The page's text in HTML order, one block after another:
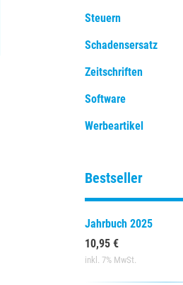
Steuern
Schadensersatz
Zeitschriften
Software
Werbeartikel
Bestseller
Jahrbuch 2025
10,95 €
inkl. 7% MwSt.